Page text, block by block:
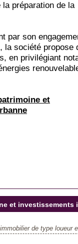
préparation de la
par son
la société propose
en privilégiant
et
et investissements
de type loueur